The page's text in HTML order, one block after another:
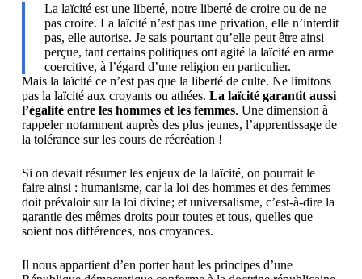
La laïcité est une liberté, notre liberté de croire ou de ne
pas croire. La laïcité n’est pas une privation, elle n’interdit
pas, elle autorise. Je sais pourtant qu’elle peut être ainsi
perçue, tant certains politiques ont agité la laïcité en arme
coercitive, à l’égard d’une religion en particulier.
Mais la laïcité ce n’est pas que la liberté de culte. Ne limitons
pas la laïcité aux croyants ou athées. La laïcité garantit aussi
l’égalité entre les hommes et les femmes. Une dimension à
rappeler notamment auprès des plus jeunes, l’apprentissage de
la tolérance sur les cours de récréation !
Si on devait résumer les enjeux de la laïcité, on pourrait le
faire ainsi : humanisme, car la loi des hommes et des femmes
doit prévaloir sur la loi divine; et universalisme, c’est-à-dire la
garantie des mêmes droits pour toutes et tous, quelles que
soient nos différences, nos croyances.
Il nous appartient d’en porter haut les principes d’une